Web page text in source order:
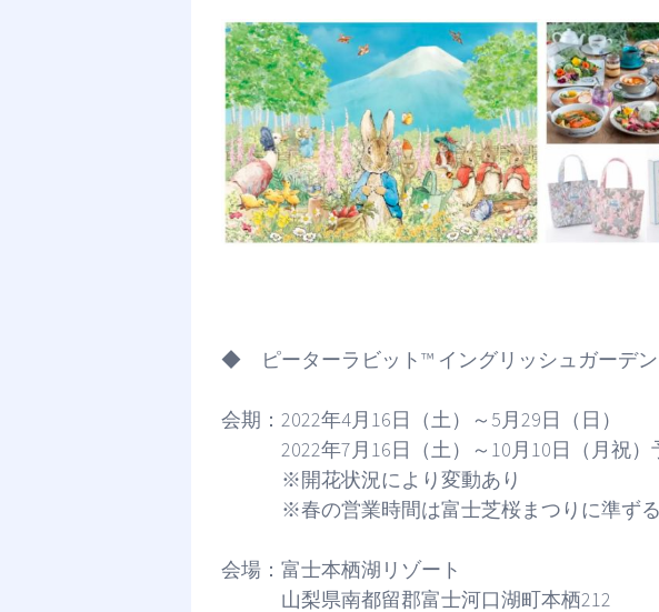
◆ ピーターラビット™ イングリッシュガー
会期：2022年4月16日（土）～5月29日（日）
2022年7月16日（土）～10月10日（月祝）
※開花状況により変動あり
※春の営業時間は富士芝桜まつりに準ずる
会場：富士本栖湖リゾート
山梨県南都留郡富士河口湖町本栖212